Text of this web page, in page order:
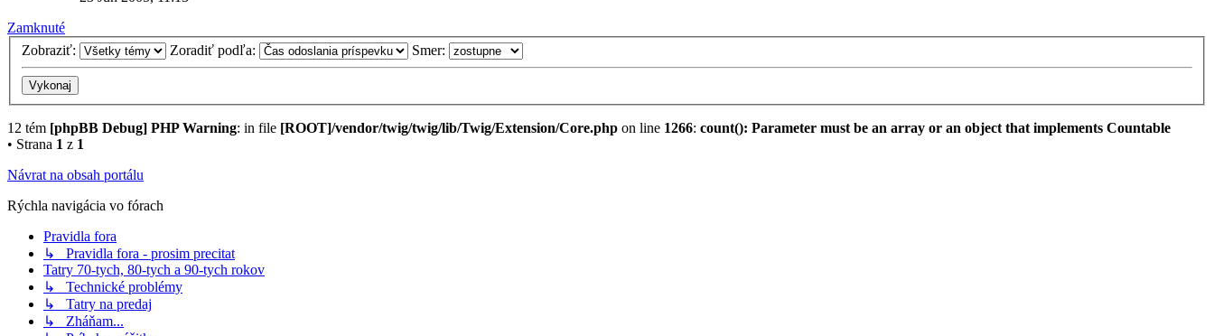
Zamknuté
Zobraziť:
Zoradiť podľa: Smer:
12 tém [phpBB Debug] PHP Warning: in file [ROOT]/vendor/twig/twig/lib/Twig/Extension/Core.php on line 1266: count(): Parameter must be an array or an object that implements Countable
• Strana 1 z 1
Návrat na obsah portálu
Rýchla navigácia vo fórach
Pravidla fora
↳ Pravidla fora - prosim precitat
Tatry 70-tych, 80-tych a 90-tych rokov
↳ Technické problémy
↳ Tatry na predaj
↳ Zháňam...